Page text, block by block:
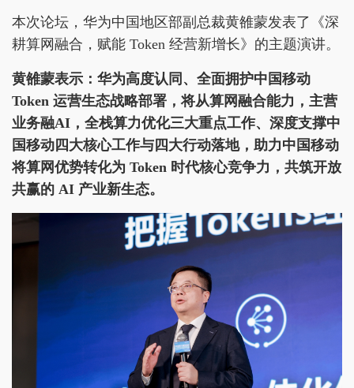
本次论坛，华为中国地区部副总裁黄雒蒙发表了《深
耕算网融合，赋能 Token 经营新增长》的主题演讲。
黄雒蒙表示：华为高度认同、全面拥护中国移动
Token 运营生态战略部署，将从算网融合能力， 主营
业务融AI，全栈算力优化三大重点工作、 深度支撑中
国移动 四大核心工作与四大行动落地，助力中国移动
将算网优势转化为 Token 时代核心竞争力，共筑开放
共赢的 AI 产业新生态。